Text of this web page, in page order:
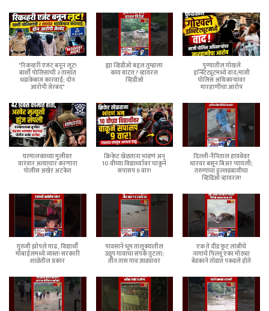
"रिकव्हरी एजंट बनून लूट!
बार्शी पोलिसांची २ तासांत
धडाकेबाज कारवाई; दोन
आरोपी जेरबंद"
ह्या व्हिडीओ बद्दल तुम्हाला
काय वाटत ? व्हायरल
व्हिडीओ
पुण्यातील गोखले
इन्स्टिट्यूटमध्ये वाद;माजी
पोलिस अधिकाऱ्यांवर
मारहाणीचा आरोप
घरमालकाच्या मुलीवर
वारंवार अत्याचार करणारा
पोलीस अखेर अटकेत
क्रिकेट खेळताना भांडणं अन्
10 वीच्या विद्यार्थ्यावर चाकूने
सपासप 9 वार!
दिल्ली-नैनिताल हायवेवर
थारवर बसून बिअर प्यायली;
तरुणांचा हुल्लडबाजीचा
व्हिडिओ व्हायरल!
गुरुजी झोपले गाढ, विद्यार्थी
मोबाईलमध्ये व्यस्त! सरकारी
शाळेतील प्रकार
पावसाने भूम तालुक्यातील
उळूप गावाचा संपर्क तुटला;
तीन तास गाव उघड्यावर
एक ते दीड फूट लांबीचे
नागाचे पिल्लू एका मोठ्या
बेडकाने तोंडात पकडले होते